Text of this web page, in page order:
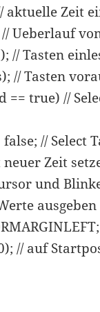
Zeit
Ueberlauf
// Tasten
// Tasten
== true) //
// Select
neuer Zeit
und
ausgeben
// auf